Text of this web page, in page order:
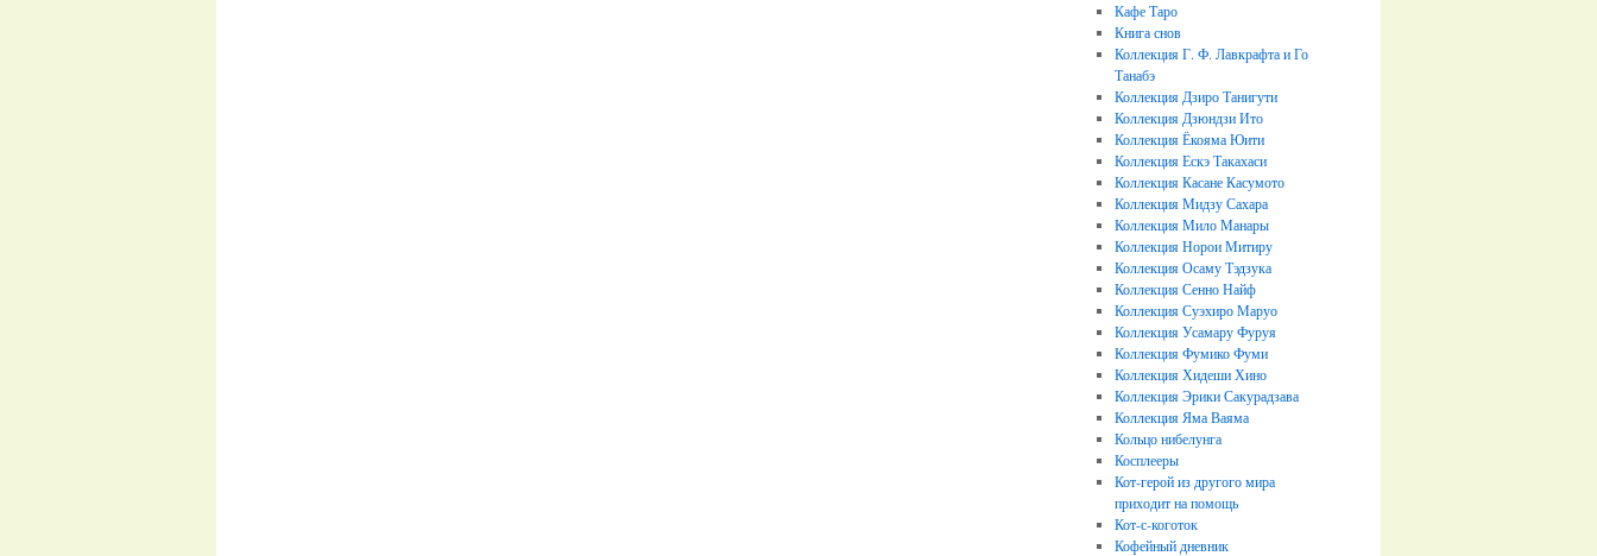
Кафе Таро
Книга снов
Коллекция Г. Ф. Лавкрафта и Го
Танабэ
Коллекция Дзиро Танигути
Коллекция Дзюндзи Ито
Коллекция Ёкояма Юити
Коллекция Ескэ Такахаси
Коллекция Касане Касумото
Коллекция Мидзу Сахара
Коллекция Мило Манары
Коллекция Норои Митиру
Коллекция Осаму Тэдзука
Коллекция Сенно Найф
Коллекция Суэхиро Маруо
Коллекция Усамару Фуруя
Коллекция Фумико Фуми
Коллекция Хидеши Хино
Коллекция Эрики Сакурадзава
Коллекция Яма Ваяма
Кольцо нибелунга
Косплееры
Кот-герой из другого мира
приходит на помощь
Кот-с-коготок
Кофейный дневник